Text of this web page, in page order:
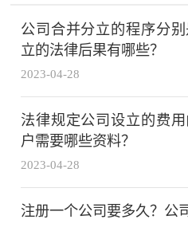
公司合并分立的程序分
立的法律后果有哪些？
2023-04-28
法律规定公司设立的费
户需要哪些资料？
2023-04-28
注册一个公司要多久？公